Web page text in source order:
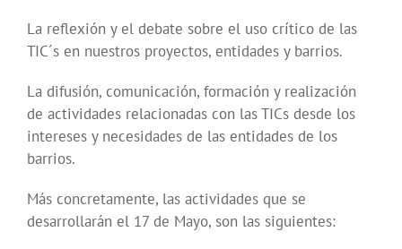
La reflexión y el debate sobre el uso crítico de las
TIC´s en nuestros proyectos, entidades y barrios.
La difusión, comunicación, formación y realización
de actividades relacionadas con las TICs desde los
intereses y necesidades de las entidades de los
barrios.
Más concretamente, las actividades que se
desarrollarán el 17 de Mayo, son las siguientes: